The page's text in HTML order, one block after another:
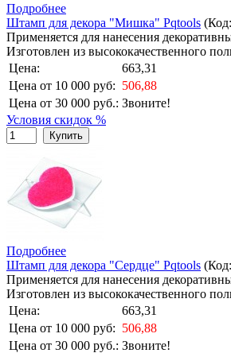
Подробнее
Штамп для декора "Мишка" Pqtools (Код:
Применяется для нанесения
Изготовлен из высококачественного
Цена:
663,31
Цена от 10 000 руб: 506,88
Цена от 30 000 руб.: Звоните!
Условия скидок %
Купить
Подробнее
Штамп для декора "Сердце" Pqtools (Код:
Применяется для нанесения
Изготовлен из высококачественного
Цена:
663,31
Цена от 10 000 руб: 506,88
Цена от 30 000 руб.: Звоните!